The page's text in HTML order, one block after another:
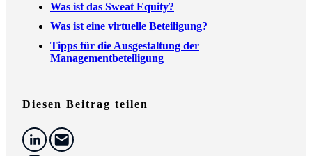
Was ist das Sweat Equity?
Was ist eine virtuelle Beteiligung?
Tipps für die Ausgestaltung der
Managementbeteiligung
Diesen Beitrag teilen